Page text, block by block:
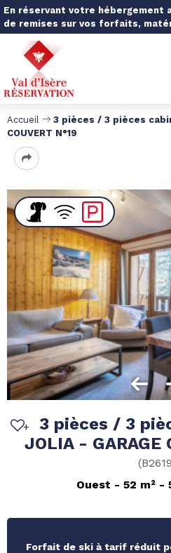
En réservant votre hébergement
de remises sur vos forfaits,
Accueil
3 pièces / 3 pièces
COUVERT N°19
3 pièces / 3
JOLIA - GARAGE
(B2619
Ouest
52 m²
Forfait de ski à tarif réduit